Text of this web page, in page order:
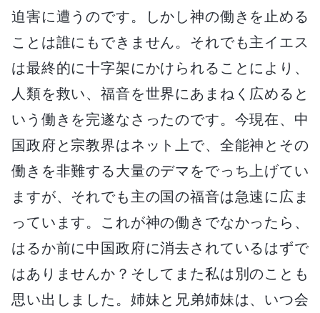
迫害に遭うのです。しかし神の働きを止める
ことは誰にもできません。それでも主イエス
は最終的に十字架にかけられることにより、
人類を救い、福音を世界にあまねく広めると
いう働きを完遂なさったのです。今現在、中
国政府と宗教界はネット上で、全能神とその
働きを非難する大量のデマをでっち上げてい
ますが、それでも主の国の福音は急速に広ま
っています。これが神の働きでなかったら、
はるか前に中国政府に消去されているはずで
はありませんか？そしてまた私は別のことも
思い出しました。姉妹と兄弟姉妹は、いつ会